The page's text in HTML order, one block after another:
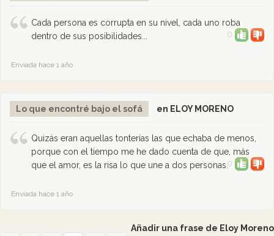
Cada persona es corrupta en su nivel, cada uno roba
dentro de sus posibilidades...
0
Enviada hace 1 año
Lo que encontré bajo el sofá en ELOY MORENO
Quizás eran aquellas tonterías las que echaba de menos,
porque con el tiempo me he dado cuenta de que, más
que el amor, es la risa lo que une a dos personas.0
Enviada hace 1 año
Añadir una frase de Eloy Moreno